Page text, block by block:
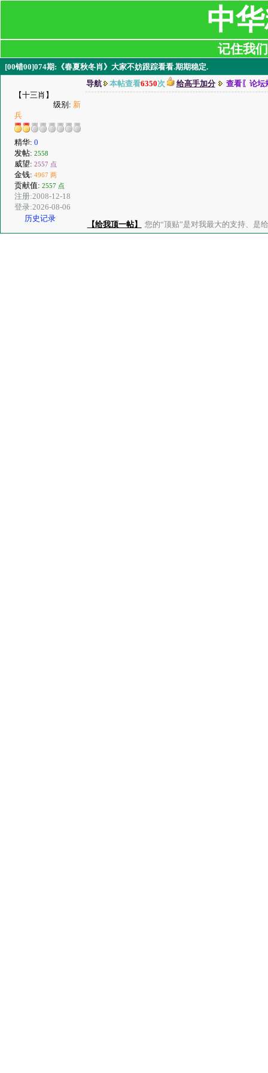
中
记住我
[00错00]074期:《春夏秋冬肖》大家不妨跟踪看看.期期稳定.
【十三肖】
级别: 新
兵
精华: 0
发帖: 2558
威望: 2557 点
金钱: 4967 两
贡献值: 2557 点
注册:2008-12-18
登录:2026-08-06
历史记录
导航 本帖查看6350次 给高手加分 查看〖论坛
【给我顶一帖】 您的“顶贴”是对我最大的支持、是